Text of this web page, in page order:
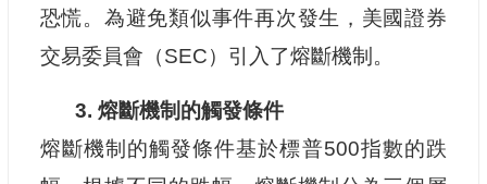
恐慌。為避免類似事件再次發生，美國證券
交易委員會（SEC）引入了熔斷機制。
3. 熔斷機制的觸發條件
熔斷機制的觸發條件基於標普500指數的跌